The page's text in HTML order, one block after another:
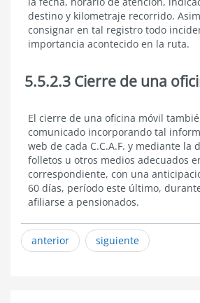
destino y kilometraje recorrido.
consignar en tal registro todo
importancia acontecido en la ruta.
5.5.2.3 Cierre de una
5.5.2.3
Cierre
una
oficina
móvil
El cierre de una oficina móvil
comunicado incorporando tal
web de cada C.C.A.F. y mediante la
folletos u otros medios adecuados
correspondiente, con una
60 días, período este último,
afiliarse a pensionados.
anterior siguiente